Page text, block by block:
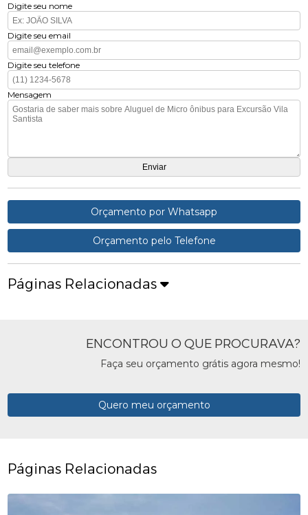
Digite seu nome
Digite seu email
Digite seu telefone
Mensagem
Orçamento por Whatsapp
Orçamento pelo Telefone
Páginas Relacionadas
ENCONTROU O QUE PROCURAVA?
Faça seu orçamento grátis agora mesmo!
Quero meu orçamento
Páginas Relacionadas